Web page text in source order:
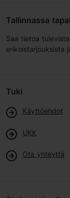
Tallinnassa
Saa tietoa
erikoistarjouksista
Tuki
Käyttöehdot
UKK
Ota yhteyttä